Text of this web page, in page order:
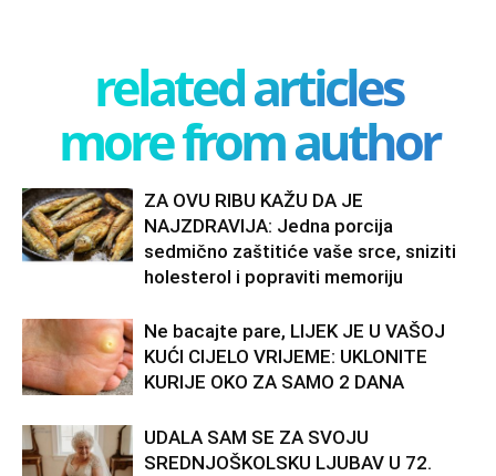
related articles
more from author
ZA OVU RIBU KAŽU DA JE
NAJZDRAVIJA: Jedna porcija
sedmično zaštitiće vaše srce, sniziti
holesterol i popraviti memoriju
Ne bacajte pare, LIJEK JE U VAŠOJ
KUĆI CIJELO VRIJEME: UKLONITE
KURIJE OKO ZA SAMO 2 DANA
UDALA SAM SE ZA SVOJU
SREDNJOŠKOLSKU LJUBAV U 72.